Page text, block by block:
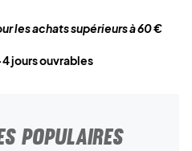
les achats supérieurs à 60 €
jours ouvrables
POPULAIRES